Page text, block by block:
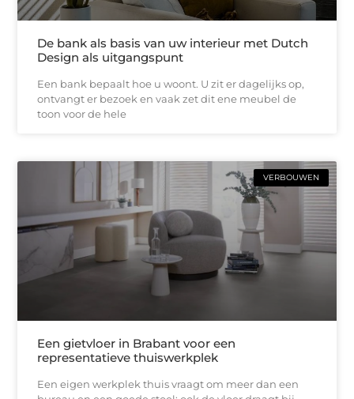
De bank als basis van uw interieur met Dutch
Design als uitgangspunt
Een bank bepaalt hoe u woont. U zit er dagelijks op,
ontvangt er bezoek en vaak zet dit ene meubel de
toon voor de hele
VERBOUWEN
Een gietvloer in Brabant voor een
representatieve thuiswerkplek
Een eigen werkplek thuis vraagt om meer dan een